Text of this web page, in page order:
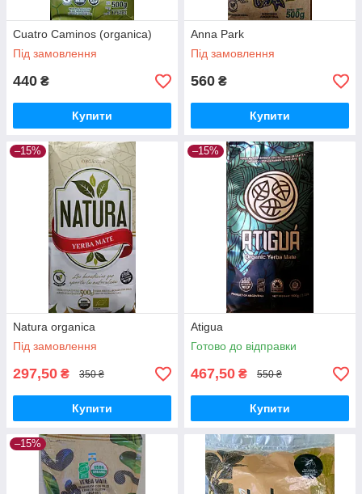
Cuatro Caminos (organica)
Під замовлення
440 ₴
Купити
Anna Park
Під замовлення
560 ₴
Купити
–15%
Natura organica
Під замовлення
297,50 ₴ 350 ₴
Купити
–15%
Atigua
Готово до відправки
467,50 ₴ 550 ₴
Купити
–15%